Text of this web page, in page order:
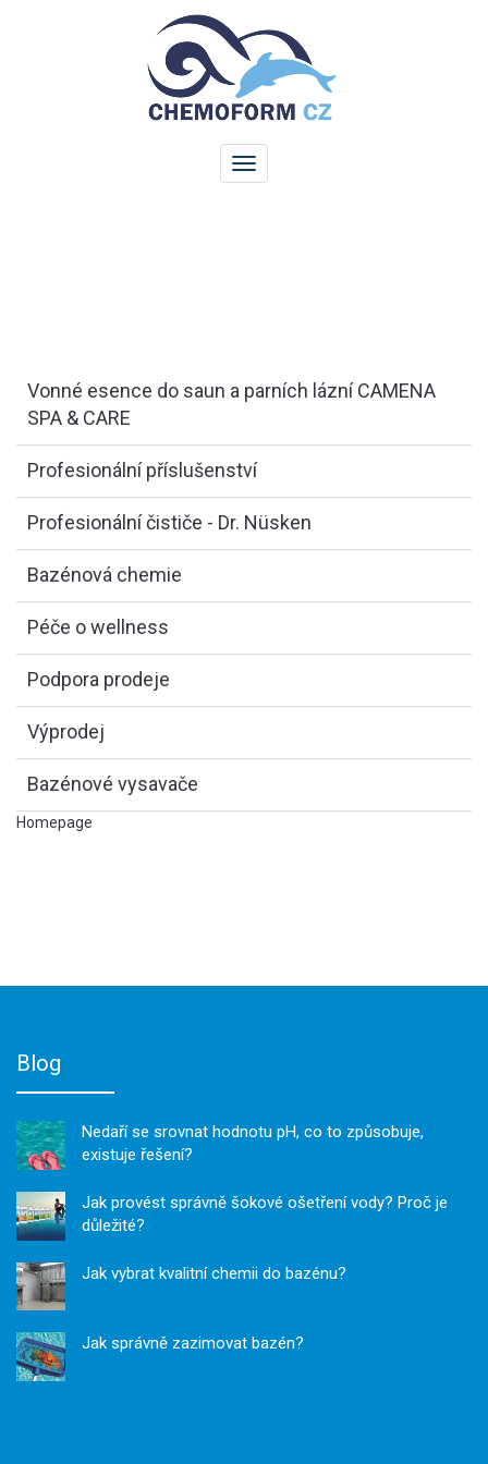
Vonné esence do saun a parních lázní CAMENA
SPA & CARE
Profesionální příslušenství
Profesionální čističe - Dr. Nüsken
Bazénová chemie
Péče o wellness
Podpora prodeje
Výprodej
Bazénové vysavače
Homepage
Blog
Nedaří se srovnat hodnotu pH, co to způsobuje,
existuje řešení?
Jak provést správně šokové ošetření vody? Proč je
důležité?
Jak vybrat kvalitní chemii do bazénu?
Jak správně zazimovat bazén?